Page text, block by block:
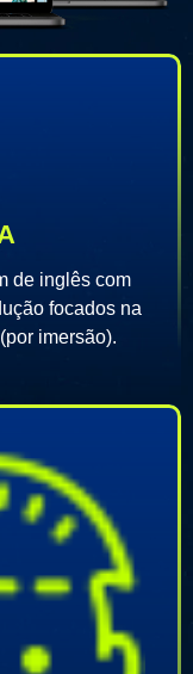
de inglês com
focados na
imersão).